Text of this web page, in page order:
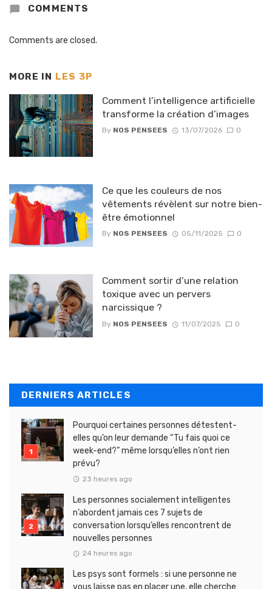
COMMENTS
Comments are closed.
MORE IN LES 3P
Comment l’intelligence artificielle
transforme la création d’images
By NOS PENSEES 13/07/2026 0
Ce que les couleurs de nos
vêtements révèlent sur notre bien-
être émotionnel
By NOS PENSEES 05/11/2025 0
Comment sortir d’une relation
toxique avec un pervers
narcissique ?
By NOS PENSEES 11/07/2025 0
DERNIERS ARTICLES
Pourquoi certaines personnes détestent-
elles qu’on leur demande “Tu fais quoi ce
week-end?” même lorsqu’elles n’ont rien
prévu?
23 heures ago
Les personnes socialement intelligentes
n’abordent jamais ces 7 sujets de
conversation lorsqu’elles rencontrent de
nouvelles personnes
24 heures ago
Les psys sont formels : si une personne ne
vous laisse pas en placer une, elle cherche